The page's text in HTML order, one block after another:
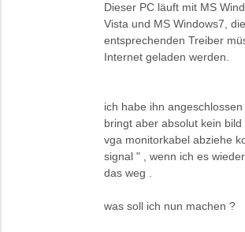
Dieser PC läuft mit MS
Vista und MS Windows7,
entsprechenden Treiber
Internet geladen werden.
ich habe ihn
bringt aber absolut kein
vga monitorkabel abziehe
signal " , wenn ich es
das weg .
was soll ich nun machen ?